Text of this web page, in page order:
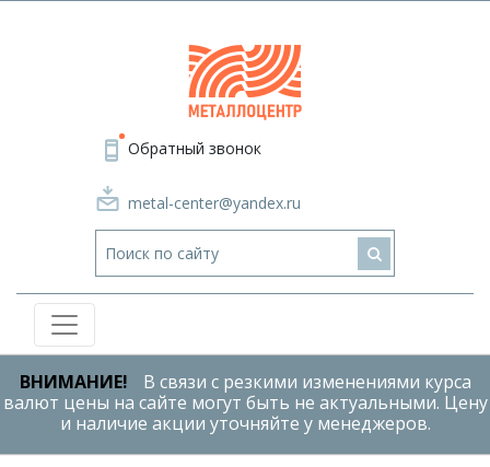
Обратный звонок
metal-center@yandex.ru
ВНИМАНИЕ!
В связи с резкими изменениями курса
валют цены на сайте могут быть не актуальными. Цену
и наличие акции уточняйте у менеджеров.